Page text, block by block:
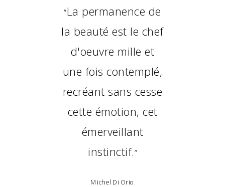
“La permanence de
la beauté est le chef
d'oeuvre mille et
une fois contemplé,
recréant sans cesse
cette émotion, cet
émerveillant
instinctif.”
Michel Di Orio